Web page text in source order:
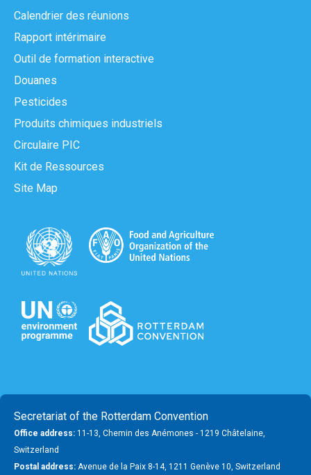
Calendrier des réunions
Rapport intérimaire
Outil de formation interactive
Douanes
Pesticides
Produits chimiques industriels
Circulaire PIC
Kit de Ressources
Site Map
Secretariat of the Rotterdam Convention
Office address: 11-13, Chemin des Anémones - 1219 Châtelaine,
Switzerland
Postal address: Avenue de la Paix 8-14, 1211 Genève 10, Switzerland